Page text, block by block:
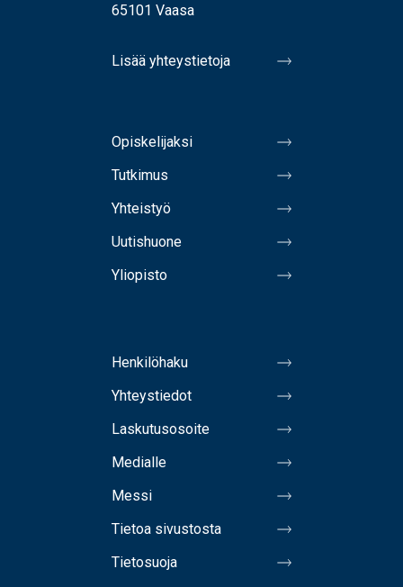
65101 Vaasa
Lisää yhteystietoja
Opiskelijaksi
Tutkimus
Yhteistyö
Uutishuone
Yliopisto
Henkilöhaku
Yhteystiedot
Laskutusosoite
Medialle
Messi
Tietoa sivustosta
Tietosuoja